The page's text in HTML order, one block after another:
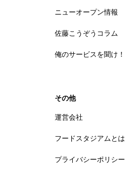
ニューオープン情報
佐藤こうぞうコラム
俺のサービスを聞け！
その他
運営会社
フードスタジアムとは
プライバシーポリシー